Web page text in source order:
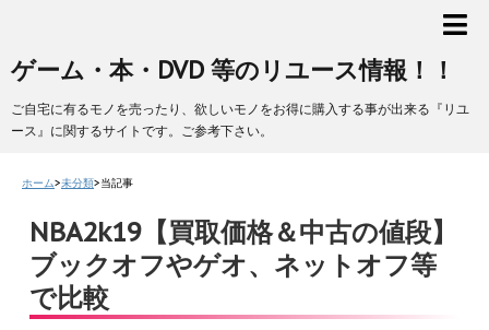
ゲーム・本・DVD 等のリユース情報！！
ご自宅に有るモノを売ったり、欲しいモノをお得に購入する事が出来る『リユ
ース』に関するサイトです。ご参考下さい。
ホーム>未分類>当記事
NBA2k19【買取価格＆中古の値段】
ブックオフやゲオ、ネットオフ等
で比較